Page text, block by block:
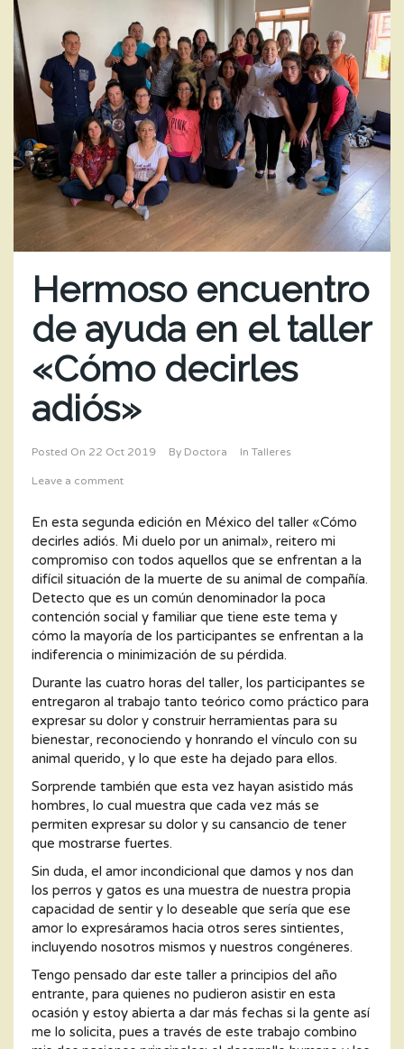
Hermoso encuentro
de ayuda en el taller
«Cómo decirles
adiós»
Posted On 22 Oct 2019 By Doctora In Talleres
Leave a comment
En esta segunda edición en México del taller «Cómo
decirles adiós. Mi duelo por un animal», reitero mi
compromiso con todos aquellos que se enfrentan a la
difícil situación de la muerte de su animal de compañía.
Detecto que es un común denominador la poca
contención social y familiar que tiene este tema y
cómo la mayoría de los participantes se enfrentan a la
indiferencia o minimización de su pérdida.
Durante las cuatro horas del taller, los participantes se
entregaron al trabajo tanto teórico como práctico para
expresar su dolor y construir herramientas para su
bienestar, reconociendo y honrando el vínculo con su
animal querido, y lo que este ha dejado para ellos.
Sorprende también que esta vez hayan asistido más
hombres, lo cual muestra que cada vez más se
permiten expresar su dolor y su cansancio de tener
que mostrarse fuertes.
Sin duda, el amor incondicional que damos y nos dan
los perros y gatos es una muestra de nuestra propia
capacidad de sentir y lo deseable que sería que ese
amor lo expresáramos hacia otros seres sintientes,
incluyendo nosotros mismos y nuestros congéneres.
Tengo pensado dar este taller a principios del año
entrante, para quienes no pudieron asistir en esta
ocasión y estoy abierta a dar más fechas si la gente así
me lo solicita, pues a través de este trabajo combino